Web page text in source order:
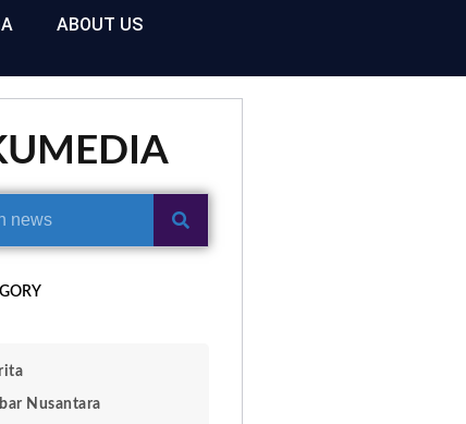
ABOUT US
Nusantara